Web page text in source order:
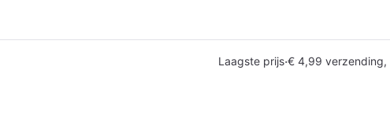
Laagste prijs·€ 4,99 verzending,